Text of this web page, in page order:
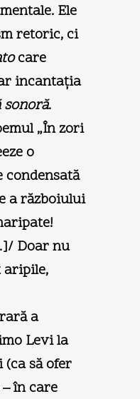
Ele
retoric, ci
care
incantaţia
.
„În zori
o
condensată
a războiului
Doar nu
aripile,
a
Levi la
să ofer
în care